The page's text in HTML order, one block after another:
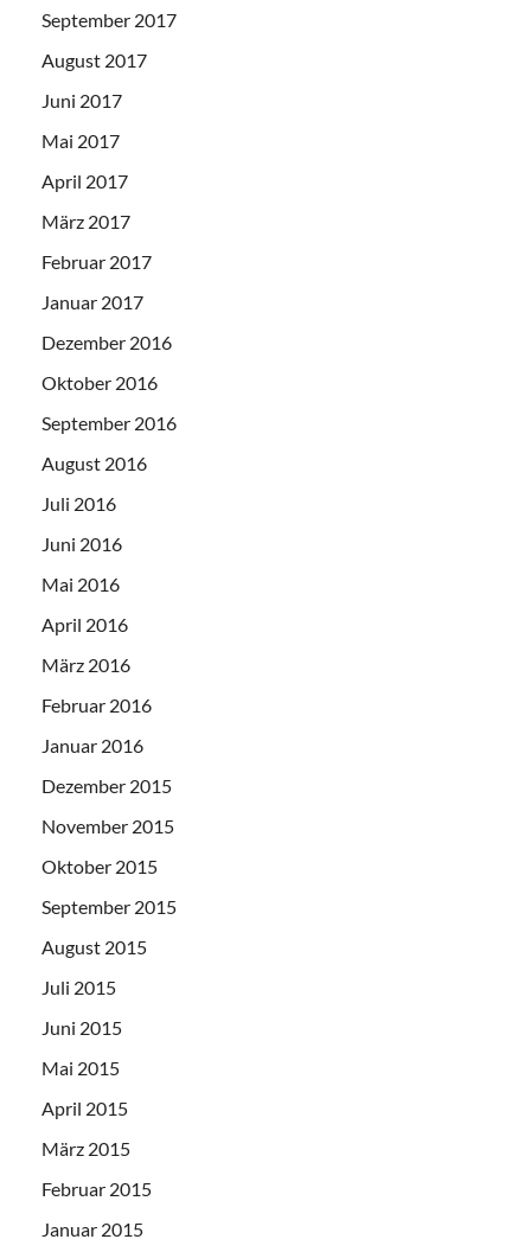
September 2017
August 2017
Juni 2017
Mai 2017
April 2017
März 2017
Februar 2017
Januar 2017
Dezember 2016
Oktober 2016
September 2016
August 2016
Juli 2016
Juni 2016
Mai 2016
April 2016
März 2016
Februar 2016
Januar 2016
Dezember 2015
November 2015
Oktober 2015
September 2015
August 2015
Juli 2015
Juni 2015
Mai 2015
April 2015
März 2015
Februar 2015
Januar 2015